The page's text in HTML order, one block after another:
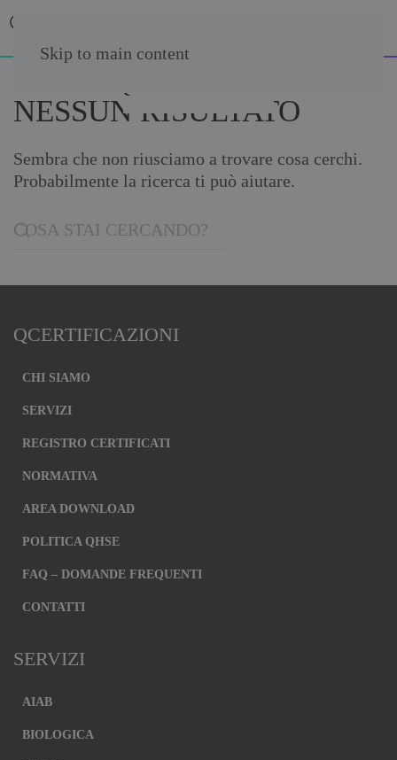
Skip to main content
NESSUN RISULTATO
Sembra che non riusciamo a trovare cosa cerchi.
Probabilmente la ricerca ti può aiutare.
QCERTIFICAZIONI
CHI SIAMO
SERVIZI
REGISTRO CERTIFICATI
NORMATIVA
AREA DOWNLOAD
POLITICA QHSE
FAQ – DOMANDE FREQUENTI
CONTATTI
SERVIZI
AIAB
BIOLOGICA